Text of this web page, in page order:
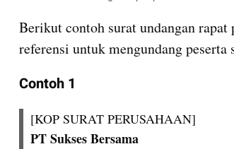
Berikut contoh surat undangan rapat
referensi untuk mengundang
Contoh 1
[KOP SURAT PERUSAHAAN]
PT Sukses Bersama